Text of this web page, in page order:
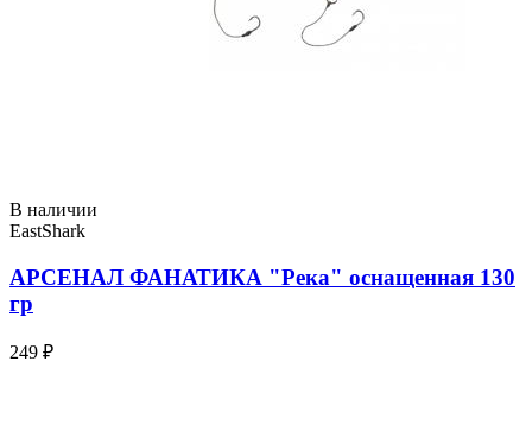
В наличии
EastShark
АРСЕНАЛ ФАНАТИКА "Река" оснащенная 130
гр
249 ₽